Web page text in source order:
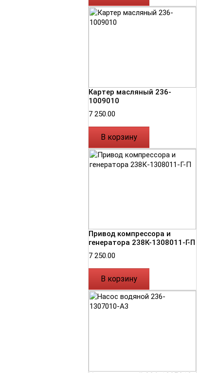
Картер масляный 236-
1009010
7 250.00
В корзину
Привод компрессора и
генератора 238К-1308011-Г-П
7 250.00
В корзину